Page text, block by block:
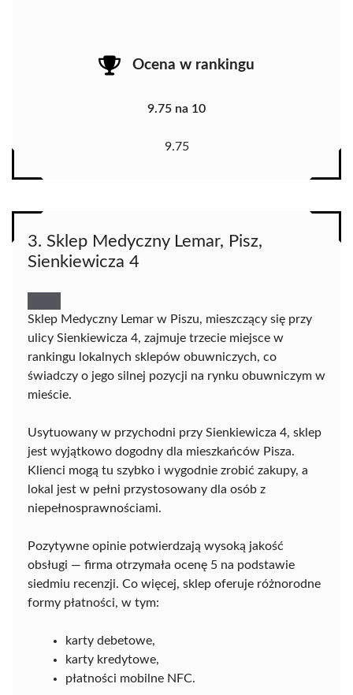
Ocena w rankingu
9.75 na 10
9.75
3. Sklep Medyczny Lemar, Pisz,
Sienkiewicza 4
Sklep Medyczny Lemar w Piszu, mieszczący się przy
ulicy Sienkiewicza 4, zajmuje trzecie miejsce w
rankingu lokalnych sklepów obuwniczych, co
świadczy o jego silnej pozycji na rynku obuwniczym w
mieście.
Usytuowany w przychodni przy Sienkiewicza 4, sklep
jest wyjątkowo dogodny dla mieszkańców Pisza.
Klienci mogą tu szybko i wygodnie zrobić zakupy, a
lokal jest w pełni przystosowany dla osób z
niepełnosprawnościami.
Pozytywne opinie potwierdzają wysoką jakość
obsługi — firma otrzymała ocenę 5 na podstawie
siedmiu recenzji. Co więcej, sklep oferuje różnorodne
formy płatności, w tym:
karty debetowe,
karty kredytowe,
płatności mobilne NFC.